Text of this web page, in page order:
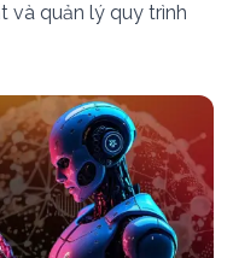
và quản lý quy trình